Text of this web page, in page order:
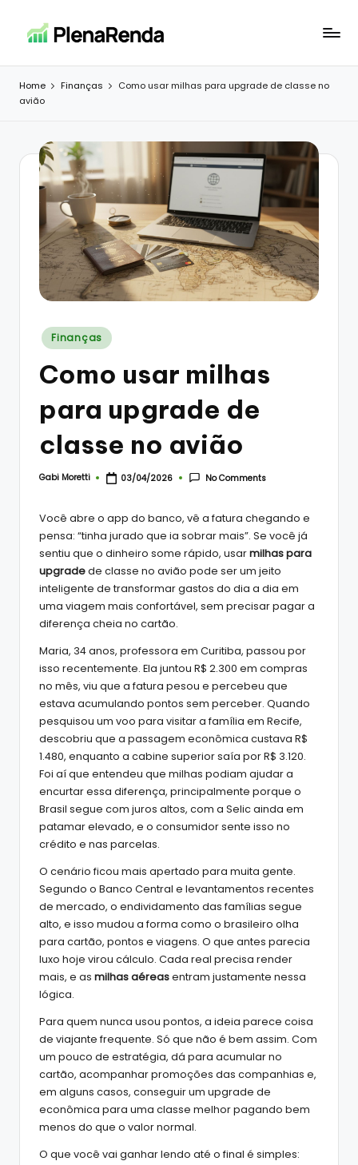
content
l
e
R
d
riqueza
para
Home Finanças
Como usar milhas para upgrade de classe no
avião
Posted
in
Finanças
Como usar milhas
para upgrade de
classe no avião
Posted
Gabi Moretti 03/04/2026 No Comments
Você abre o app do banco, vê a fatura chegando e
pensa: “tinha jurado que ia sobrar mais”. Se você já
sentiu que o dinheiro some rápido, usarmilhas para
upgradede classe no avião pode ser um jeito
inteligente de transformar gastos do dia a dia em
uma viagem mais confortável, sem precisar pagar a
diferença cheia no cartão.
Maria, 34 anos, professora em Curitiba, passou por
isso recentemente. Ela juntou R$ 2.300 em compras
no mês, viu que a fatura pesou e percebeu que
estava acumulando pontos sem perceber. Quando
pesquisou um voo para visitar a família em Recife,
descobriu que a passagem econômica custava R$
1.480, enquanto a cabine superior saía por R$ 3.120.
Foi aí que entendeu que milhas podiam ajudar a
encurtar essa diferença, principalmente porque o
Brasil segue com juros altos, com a Selic ainda em
patamar elevado, e o consumidor sente isso no
crédito e nas parcelas.
O cenário ficou mais apertado para muita gente.
Segundo o Banco Central e levantamentos recentes
de mercado, o endividamento das famílias segue
alto, e isso mudou a forma como o brasileiro olha
para cartão, pontos e viagens. O que antes parecia
luxo hoje virou cálculo. Cada real precisa render
mais, e as milhas aéreasentram justamente nessa
lógica.
Para quem nunca usou pontos, a ideia parece coisa
de viajante frequente. Só que não é bem assim. Com
um pouco de estratégia, dá para acumular no
cartão, acompanhar promoções das companhias e,
em alguns casos, conseguir um upgrade de
econômica para uma classe melhor pagando bem
menos do que o valor normal.
O que você vai ganhar lendo até o final é simples: